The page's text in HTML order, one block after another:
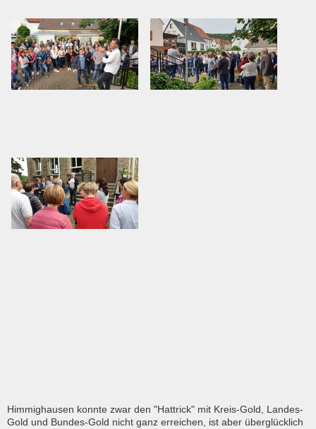
Himmighausen konnte zwar den "Hattrick" mit Kreis-Gold, Landes-
Gold und Bundes-Gold nicht ganz erreichen, ist aber überglücklich